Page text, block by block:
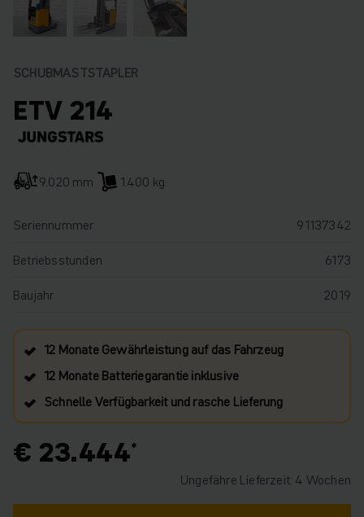
SCHUBMASTSTAPLER
ETV 214
9.020 mm 1.400 kg
Seriennummer
91137342
Betriebsstunden
6173
Baujahr
2019
12 Monate Gewährleistung auf das Fahrzeug
12 Monate Batteriegarantie inklusive
Schnelle Verfügbarkeit und rasche Lieferung
€ 23.444
Ungefähre Lieferzeit: 4 Wochen